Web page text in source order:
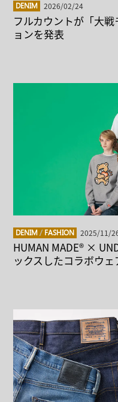
DENIM 2026/02/24
フルカウントが「大
ョンを発表
DENIM / FASHION 2025/11/
HUMAN MADE® ×
ックスしたコラボウ